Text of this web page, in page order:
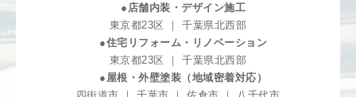
●店舗内装・デザイン施工
東京都23区 ｜ 千葉県北西部
●住宅リフォーム・リノベーション
東京都23区 ｜ 千葉県北西部
●屋根・外壁塗装（地域密着対応）